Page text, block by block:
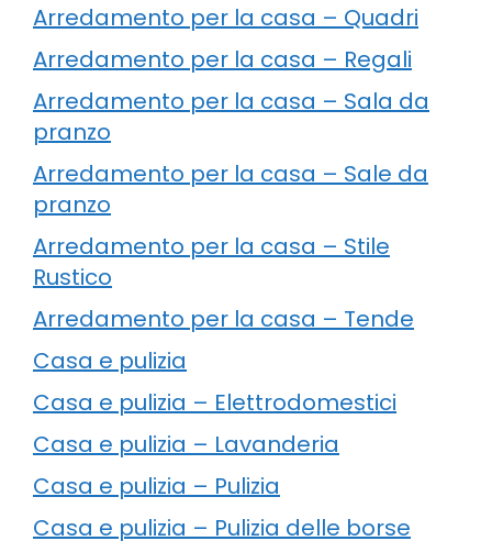
Arredamento per la casa – Quadri
Arredamento per la casa – Regali
Arredamento per la casa – Sala da
pranzo
Arredamento per la casa – Sale da
pranzo
Arredamento per la casa – Stile
Rustico
Arredamento per la casa – Tende
Casa e pulizia
Casa e pulizia – Elettrodomestici
Casa e pulizia – Lavanderia
Casa e pulizia – Pulizia
Casa e pulizia – Pulizia delle borse